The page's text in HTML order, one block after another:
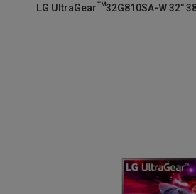
LG UltraGear™32G810SA-W 32"